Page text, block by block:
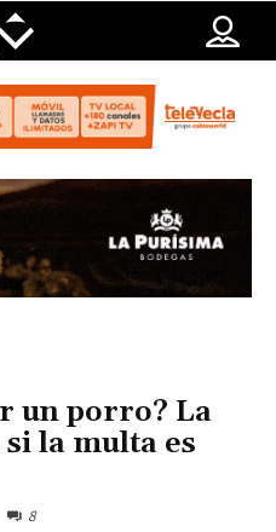
un porro? La
la multa es
8